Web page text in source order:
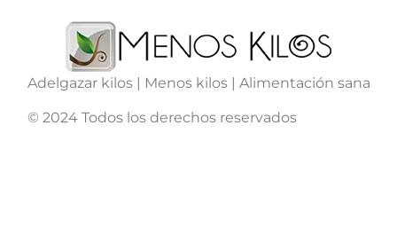
Adelgazar kilos | Menos kilos | Alimentación sana
© 2024 Todos los derechos reservados